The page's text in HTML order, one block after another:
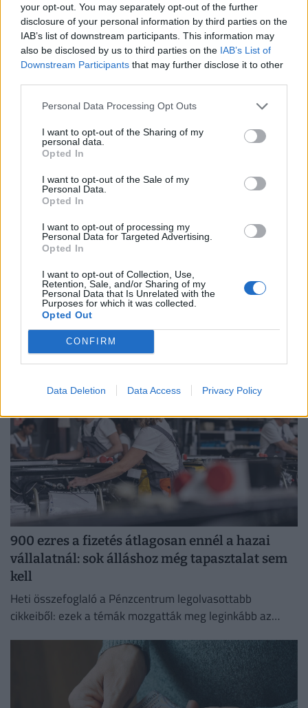
your opt-out. You may separately opt-out of the further
disclosure of your personal information by third parties on the
IAB’s list of downstream participants. This information may
also be disclosed by us to third parties on the IAB’s List of
Downstream Participants that may further disclose it to other
Personal Data Processing Opt Outs
I want to opt-out of the Sharing of my
personal data.
Opted In
I want to opt-out of the Sale of my
Personal Data.
Opted In
I want to opt-out of processing my
Personal Data for Targeted Advertising.
Opted In
I want to opt-out of Collection, Use,
Retention, Sale, and/or Sharing of my
Personal Data that Is Unrelated with the
Purposes for which it was collected.
Opted Out
CONFIRM
Data Deletion Data Access Privacy Policy
munkahelyeken: hamarosan százezrével
tűnnek el a dolgozók
Bár a magyar munkaerőpiac látszólag stabil, hiszen a
foglalkoztatottság továbbra is magas, a munkanélküliség
pedig nem emelkedik drámai mértékben.
munkanapot a magyaroknak: váratlan javaslat
érkezett
Átfogó javaslatcsomagot dolgozott ki a Magyar
Kereskedelmi és Iparkamara (MKIK) a gazdaság
működőképességének megőrzése és az energiaválság
900 ezres a fizetés átlagosan ennél a hazai
vállalatnál: sok álláshoz még tapasztalat sem
kell
Heti összefoglaló a Pénzcentrum legolvasottabb
cikkeiből: ezek a témák mozgatták meg leginkább az